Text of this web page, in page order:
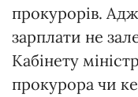
прокурорів.
зарплати не
Кабінету
прокурора чи